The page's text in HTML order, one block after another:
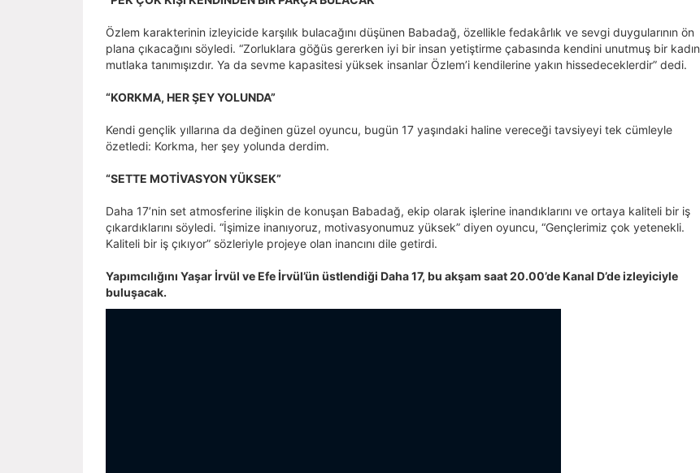
Özlem karakterinin izleyicide karşılık bulacağını düşünen Babadağ, özellikle fedakârlık ve sevgi duygularının ön
plana çıkacağını söyledi. “Zorluklara göğüs gererken iyi bir insan yetiştirme çabasında kendini unutmuş bir kadın
mutlaka tanımışızdır. Ya da sevme kapasitesi yüksek insanlar Özlem’i kendilerine yakın hissedeceklerdir” dedi.
“KORKMA, HER ŞEY YOLUNDA”
Kendi gençlik yıllarına da değinen güzel oyuncu, bugün 17 yaşındaki haline vereceği tavsiyeyi tek cümleyle
özetledi: Korkma, her şey yolunda derdim.
“SETTE MOTİVASYON YÜKSEK”
Daha 17’nin set atmosferine ilişkin de konuşan Babadağ, ekip olarak işlerine inandıklarını ve ortaya kaliteli bir iş
çıkardıklarını söyledi. “İşimize inanıyoruz, motivasyonumuz yüksek” diyen oyuncu, “Gençlerimiz çok yetenekli.
Kaliteli bir iş çıkıyor” sözleriyle projeye olan inancını dile getirdi.
Yapımcılığını Yaşar İrvül ve Efe İrvül’ün üstlendiği Daha 17, bu akşam saat 20.00’de Kanal D’de izleyiciyle
buluşacak.